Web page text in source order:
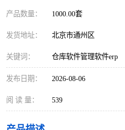
产品数量： 1000.00套
发货地址： 北京市通州区
关键词： 仓库软件管理软件erp
发布日期： 2026-08-06
阅 读 量： 539